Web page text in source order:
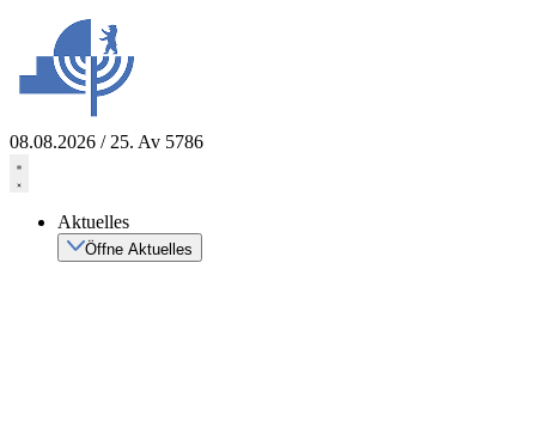
springen
08.08.2026 / 25. Av 5786
Aktuelles
Öffne Aktuelles